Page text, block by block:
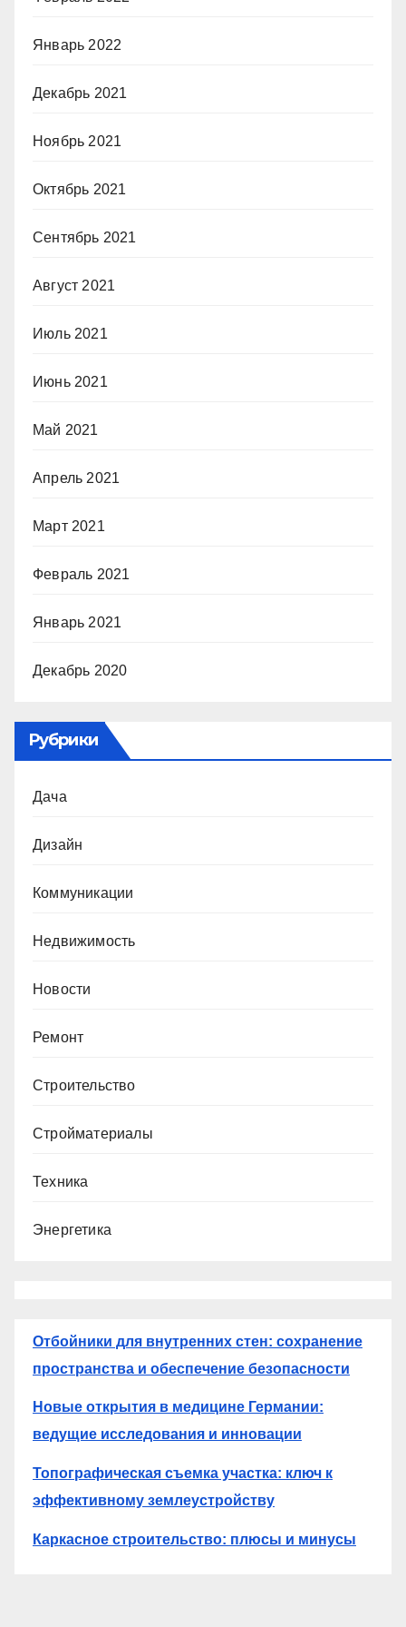
Январь 2022
Декабрь 2021
Ноябрь 2021
Октябрь 2021
Сентябрь 2021
Август 2021
Июль 2021
Июнь 2021
Май 2021
Апрель 2021
Март 2021
Февраль 2021
Январь 2021
Декабрь 2020
Рубрики
Дача
Дизайн
Коммуникации
Недвижимость
Новости
Ремонт
Строительство
Стройматериалы
Техника
Энергетика
Отбойники для внутренних стен: сохранение
пространства и обеспечение безопасности
Новые открытия в медицине Германии:
ведущие исследования и инновации
Топографическая съемка участка: ключ к
эффективному землеустройству
Каркасное строительство: плюсы и минусы